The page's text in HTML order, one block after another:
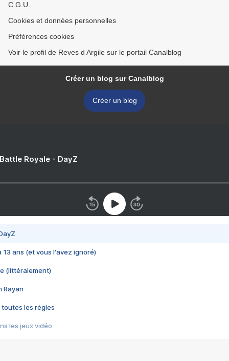
C.G.U.
Cookies et données personnelles
Préférences cookies
Voir le profil de Reves d Argile sur le portail Canalblog
Créer un blog sur Canalblog
Créer un blog
Royale - DayZ
13 ans (et vous l'avez ignoré)
(littéralement)
Rayan
toutes les règles
les jeux vidéo